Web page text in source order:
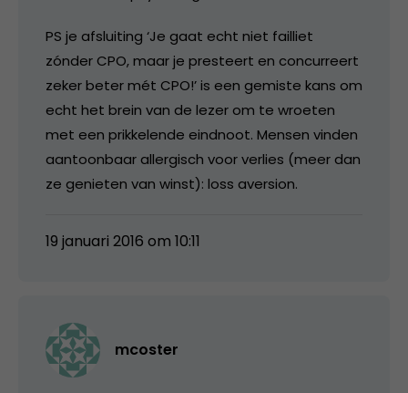
PS je afsluiting ‘Je gaat echt niet failliet
zónder CPO, maar je presteert en concurreert
zeker beter mét CPO!’ is een gemiste kans om
echt het brein van de lezer om te wroeten
met een prikkelende eindnoot. Mensen vinden
aantoonbaar allergisch voor verlies (meer dan
ze genieten van winst): loss aversion.
19 januari 2016 om 10:11
mcoster